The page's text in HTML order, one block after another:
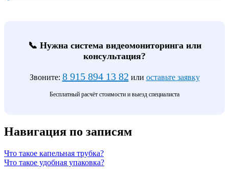
📞 Нужна система видеомониторинга или
консультация?
Звоните: 8 915 894 13 82 или оставьте заявку
Бесплатный расчёт стоимости и выезд специалиста
Навигация по записям
Что такое капельная трубка?
Что такое удобная упаковка?